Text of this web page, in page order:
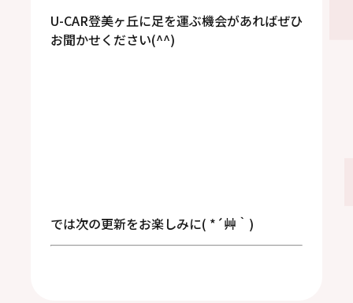
U-CAR登美ヶ丘に足を運ぶ機会があればぜひ
お聞かせください(^^)
では次の更新をお楽しみに( *´艸｀)